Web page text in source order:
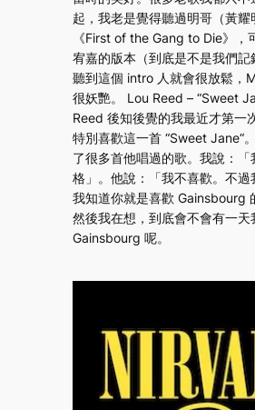
起，我老是覺得聽過明哥（黃耀
《First of the Gang to Die》，
宥嘉的版本（到底是不是我們記
聽到這個 intro 人就會很放鬆，
很妖艷。 Lou Reed – “Sweet
Reed 後知後覺的我最近才第一
特別喜歡這一首 “Sweet Jane“
了很多首他唱過的歌。我說：「
格」。他說：「我不喜歡。不過
我知道你就是喜歡 Gainsbourg
然後我在想，到底會不會有一天
Gainsbourg 呢。